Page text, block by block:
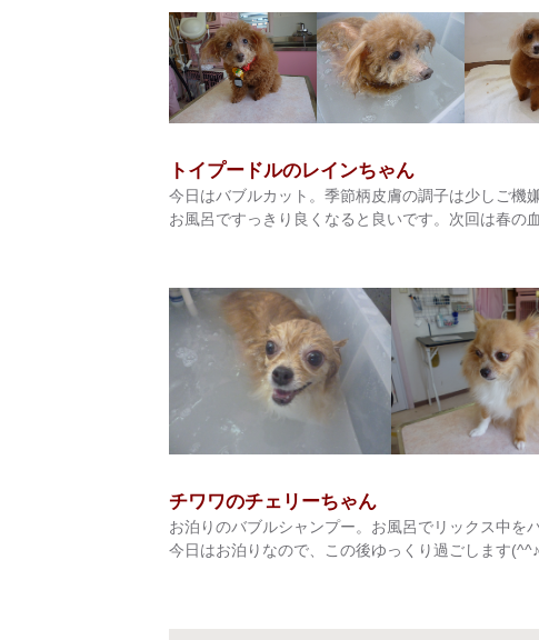
トイプードルのレインちゃん
今日はバブルカット。季節柄皮膚の調子は少しご機
お風呂ですっきり良くなると良いです。次回は春の
チワワのチェリーちゃん
お泊りのバブルシャンプー。お風呂でリックス中を
今日はお泊りなので、この後ゆっくり過ごします(^^♪